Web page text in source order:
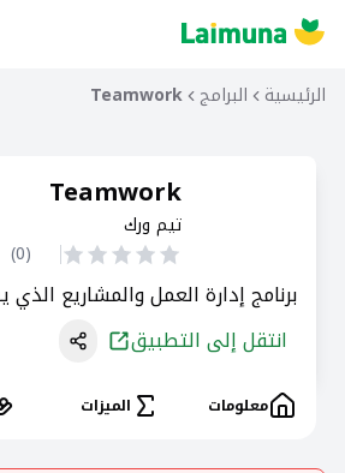
الرئيسية البرامج Teamwork
Teamwork
تيم ورك
(
0
)
برنامج إدارة العمل والمشاريع الذي
انتقل إلى التطبيق
معلومات الميزات